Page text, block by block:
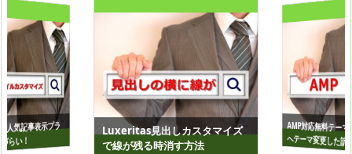
気記事表示プラ
らい！
Luxeritas見出しカスタマイズ
で線が残る時消す方法
AMP対応無料テー
へテーマ変更した訳